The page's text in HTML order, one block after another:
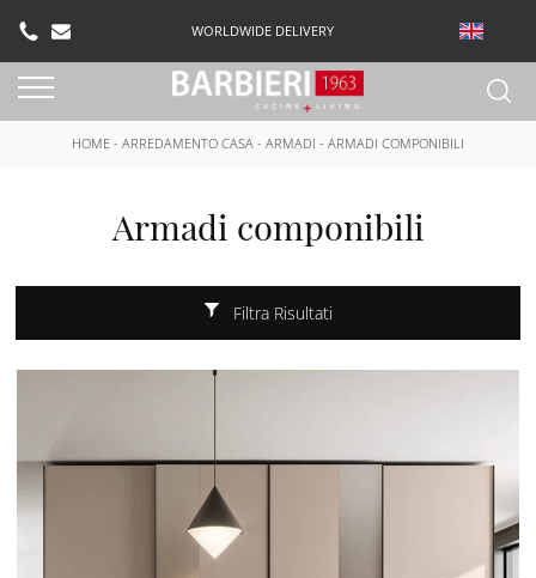
WORLDWIDE DELIVERY
HOME - ARREDAMENTO CASA - ARMADI - ARMADI COMPONIBILI
Armadi componibili
Filtra Risultati